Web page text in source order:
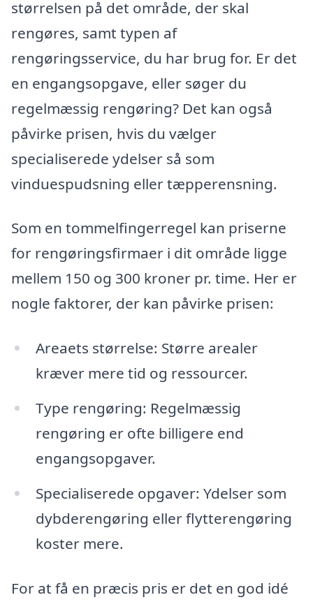
størrelsen på det område, der skal
rengøres, samt typen af
rengøringsservice, du har brug for. Er det
en engangsopgave, eller søger du
regelmæssig rengøring? Det kan også
påvirke prisen, hvis du vælger
specialiserede ydelser så som
vinduespudsning eller tæpperensning.
Som en tommelfingerregel kan priserne
for rengøringsfirmaer i dit område ligge
mellem 150 og 300 kroner pr. time. Her er
nogle faktorer, der kan påvirke prisen:
Areaets størrelse: Større arealer
kræver mere tid og ressourcer.
Type rengøring: Regelmæssig
rengøring er ofte billigere end
engangsopgaver.
Specialiserede opgaver: Ydelser som
dybderengøring eller flytterengøring
koster mere.
For at få en præcis pris er det en god idé